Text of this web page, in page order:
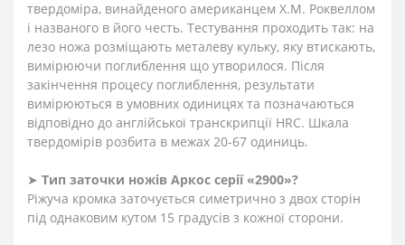
твердоміра, винайденого американцем Х.М. Роквеллом
і названого в його честь. Тестування проходить так: на
лезо ножа розміщають металеву кульку, яку втискають,
вимірюючи поглиблення що утворилося. Після
закінчення процесу поглиблення, результати
вимірюються в умовних одиницях та позначаються
відповідно до англійської транскрипції HRC. Шкала
твердомірів розбита в межах 20-67 одиниць.
➤ Тип заточки ножів Аркос серії «2900»?
Ріжуча кромка заточується симетрично з двох сторін
під однаковим кутом 15 градусів з кожної сторони.